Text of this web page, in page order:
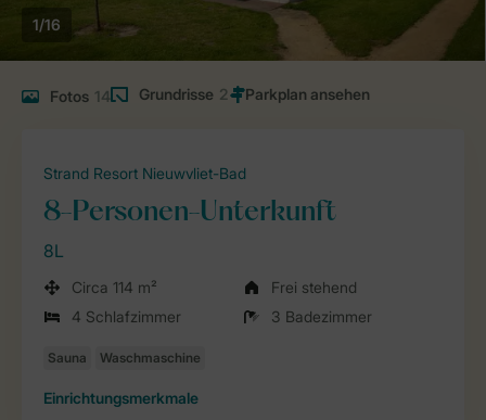
1/16
Fotos 14 Grundrisse 2
Strand Resort Nieuwvliet-Bad
8-Personen-Unterkunft
8L
Circa 114 m²
Frei stehend
4 Schlafzimmer
3 Badezimmer
Einrichtungsmerkmale